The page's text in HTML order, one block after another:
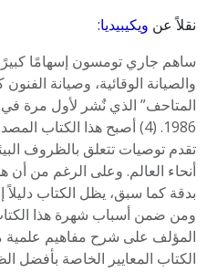
نقلاً عن ويكيبيديا:
ساهم جاري تومسون إسهامًا
والصيانة الوقائية، وصيانة
1986. (4) أصبح هذا الكتاب
تقدم توصيات تتعلق بالظروف
أنحاء العالم. وعلى الرغم من أن
بدقة كما سبق، يظل الكتاب دليلاً
ومن ضمن أسباب شهرة هذا
المؤلف على شرح مفاهيم
الكتاب المعايير الخاصة بأفضل